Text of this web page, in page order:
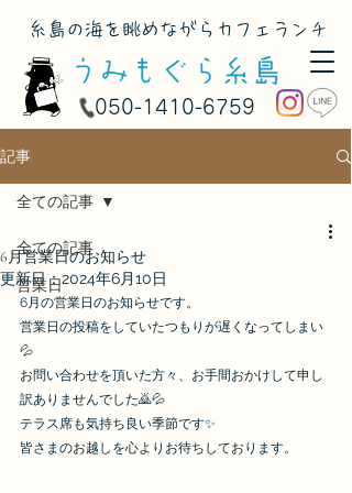
​糸島の海を眺めながらカフェランチ
050-1410-6759
記事
全ての記事
営業日
全ての記事
6月営業日のお知らせ
更新日：2024年6月10日
6月の営業日のお知らせです。
営業日の投稿をしていたつもりが遅くなってしまい
💦
お問い合わせを頂いた方々、お手間おかけして申し
訳ありませんでした🙇💦
テラス席も気持ち良い季節です✨
皆さまのお越しを心よりお待ちしております。